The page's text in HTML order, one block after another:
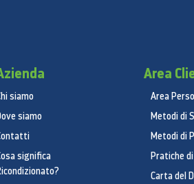
siamo
siamo
significa
Area
Area
Metodi di
Metodi di
Pratiche
Carta del